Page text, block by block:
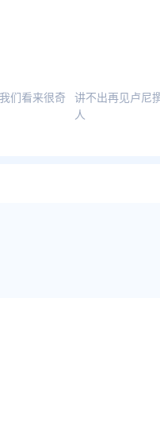
们看来很奇
讲不出再见卢尼
人